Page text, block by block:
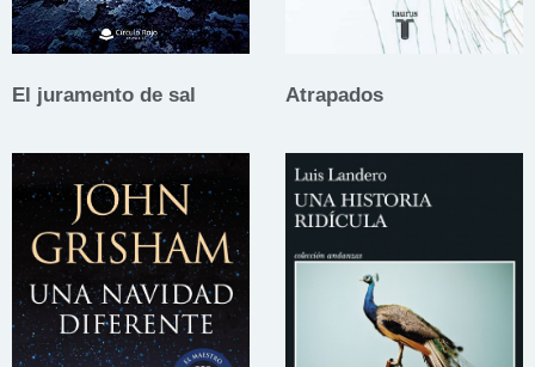
El juramento de sal Atrapados